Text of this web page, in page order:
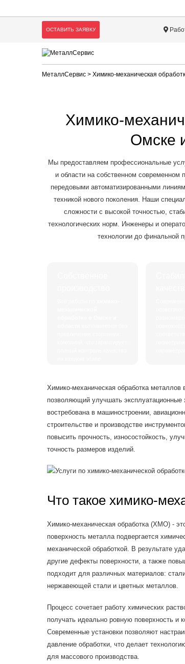
ОСТАВИТЬ ЗАЯВКУ
МеталлСервис > Химико-механическая
Химико-
Омске
Мы предоставляем профессиональные
и области на собственном современном
передовыми автоматизированными
техникой нового поколения. Наши
сложности с высокой точностью,
технологических норм. Инженеры и
технологии до финальной
Химико-механическая обработка
позволяющий улучшать эксплуатационные
востребована в машиностроении,
строительстве и производстве
повысить прочность, износостойкость,
точность размеров изделий.
Что такое химико-
Химико-механическая обработка (ХМО) -
поверхность металла подвергается
механической обработкой. В результате
другие дефекты поверхности, а также
подходит для различных материалов:
нержавеющей стали и цветных металлов.
Процесс сочетает работу химических
получать идеально ровную поверхность и
Современные установки позволяют
давление обработки, что делает
для массового производства.